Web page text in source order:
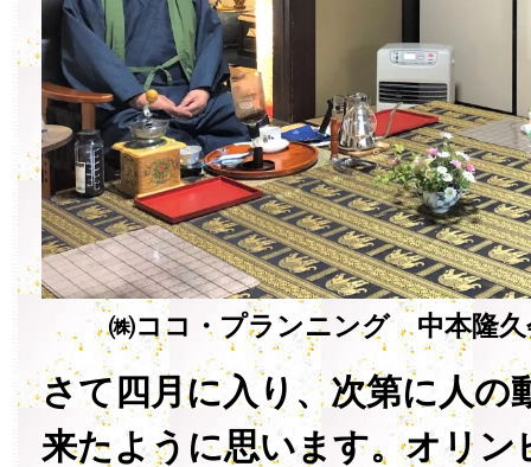
㈱ココ・プランニング 中本隆久
さて四月に入り、次第に人の
来たように思います。オリン